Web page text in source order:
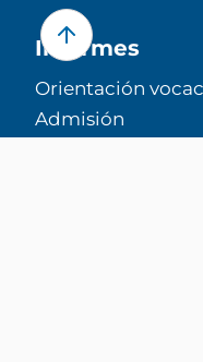
Informes
Orientación
Admisión